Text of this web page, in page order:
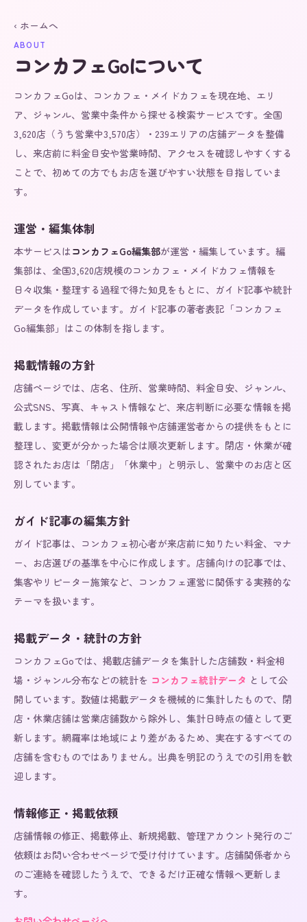
‹ ホームへ
ABOUT
コンカフェGoについて
コンカフェGoは、コンカフェ・メイドカフェを現在地、エリ
ア、ジャンル、営業中条件から探せる検索サービスです。全国
3,620店（うち営業中3,570店）・ 239エリアの店舗データを整備
し、来店前に料金目安や営業時間、アクセスを確認しやすくする
ことで、初めての方でもお店を選びやすい状態を目指していま
す。
運営・編集体制
本サービスは コンカフェGo編集部が運営・編集しています。編
集部は、全国3,620店規模のコンカフェ・メイドカフェ情報を
日々収集・整理する過程で得た知見をもとに、ガイド記事や統計
データを作成しています。ガイド記事の著者表記「コンカフェ
Go編集部」はこの体制を指します。
掲載情報の方針
店舗ページでは、店名、住所、営業時間、料金目安、ジャンル、
公式SNS、写真、キャスト情報など、来店判断に必要な情報を掲
載します。掲載情報は公開情報や店舗運営者からの提供をもとに
整理し、変更が分かった場合は順次更新します。閉店・休業が確
認されたお店は「閉店」「休業中」と明示し、営業中のお店と区
別しています。
ガイド記事の編集方針
ガイド記事は、コンカフェ初心者が来店前に知りたい料金、マナ
ー、お店選びの基準を中心に作成します。店舗向けの記事では、
集客やリピーター施策など、コンカフェ運営に関係する実務的な
テーマを扱います。
掲載データ・統計の方針
コンカフェGoでは、掲載店舗データを集計した店舗数・料金相
場・ジャンル分布などの統計を コンカフェ統計データ として公
開しています。数値は掲載データを機械的に集計したもので、閉
店・休業店舗は営業店舗数から除外し、集計日時点の値として更
新します。網羅率は地域により差があるため、実在するすべての
店舗を含むものではありません。出典を明記のうえでの引用を歓
迎します。
情報修正・掲載依頼
店舗情報の修正、掲載停止、新規掲載、管理アカウント発行のご
依頼はお問い合わせページで受け付けています。店舗関係者から
のご連絡を確認したうえで、できるだけ正確な情報へ更新しま
す。